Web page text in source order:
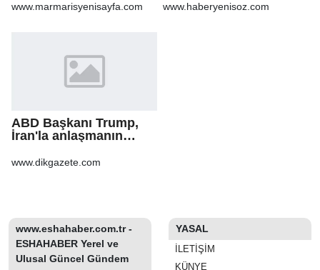
www.marmarisyenisayfa.com www.haberyenisoz.com
ABD Başkanı Trump,
İran'la anlaşmanın
sağlanabileceğini
www.dikgazete.com
www.eshahaber.com.tr -
ESHAHABER Yerel ve
Ulusal Güncel Gündem
YASAL
İLETIŞIM
KÜNYE